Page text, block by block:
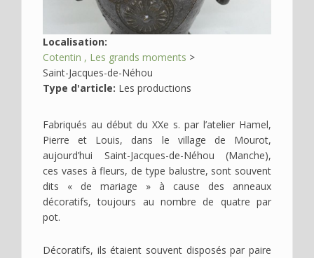
Recherche
Localisation:
Cotentin
Les grands moments >
Saint-Jacques-de-Néhou
Type d'article: Les productions
Fabriqués au début du XXe s. par l’atelier Hamel,
Pierre et Louis, dans le village de Mourot,
aujourd’hui Saint-Jacques-de-Néhou (Manche),
ces vases à fleurs, de type balustre, sont souvent
dits « de mariage » à cause des anneaux
décoratifs, toujours au nombre de quatre par
pot.
Décoratifs, ils étaient souvent disposés par paire